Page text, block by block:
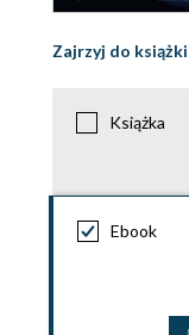
Zajrzyj do książki
Książka
Ebook